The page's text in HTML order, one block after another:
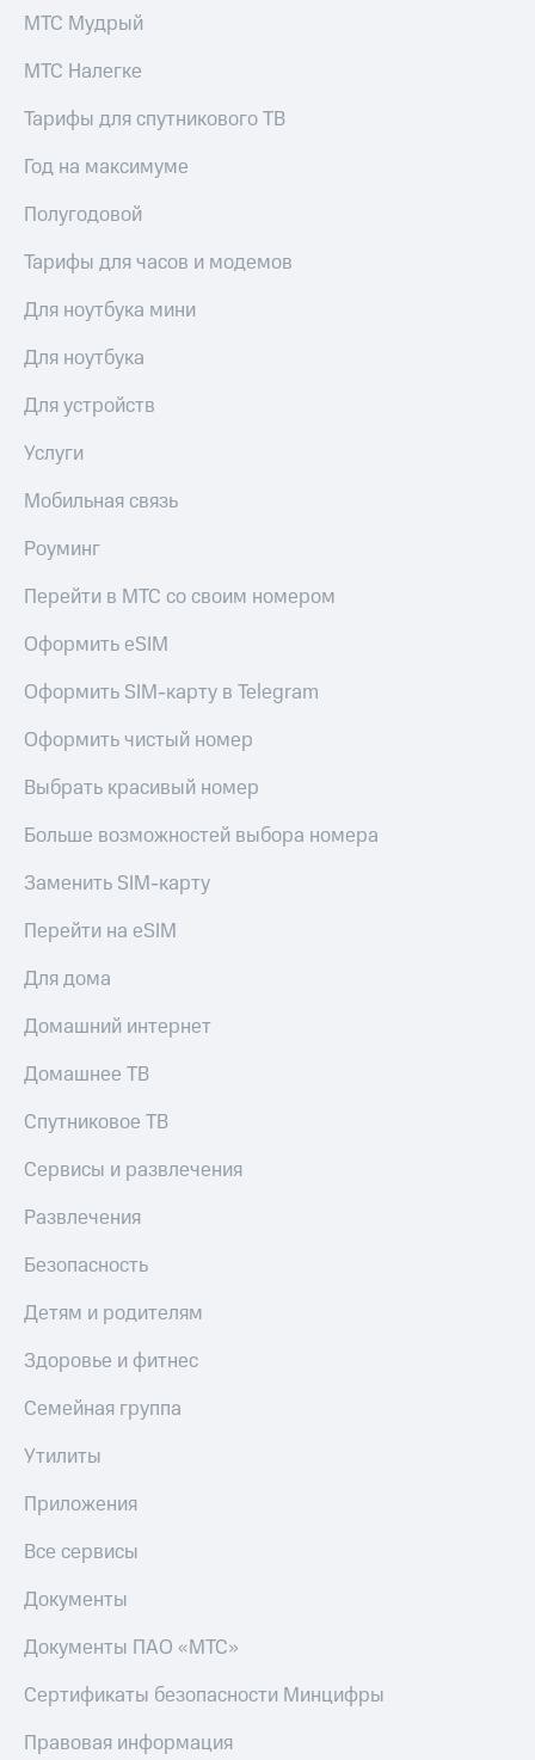
МТС Мудрый
МТС Налегке
Тарифы для спутникового ТВ
Год на максимуме
Полугодовой
Тарифы для часов и модемов
Для ноутбука мини
Для ноутбука
Для устройств
Услуги
Мобильная связь
Роуминг
Перейти в МТС со своим номером
Оформить eSIM
Оформить SIM-карту в Telegram
Оформить чистый номер
Выбрать красивый номер
Больше возможностей выбора номера
Заменить SIM-карту
Перейти на eSIM
Для дома
Домашний интернет
Домашнее ТВ
Спутниковое ТВ
Сервисы и развлечения
Развлечения
Безопасность
Детям и родителям
Здоровье и фитнес
Семейная группа
Утилиты
Приложения
Все сервисы
Документы
Документы ПАО «МТС»
Сертификаты безопасности Минцифры
Правовая информация